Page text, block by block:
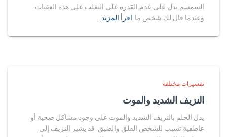
السمسم يدل على عدم القدرة على التغلب على هذه العقبات.
وعندما قال لك شخص ما اقرأ المزيد…
تفسيرات مختلفة
النزيف الشديد والموت
يدل الحلم بالنزيف الشديد والموت على وجود مشاكل صحية أو
عاطفية تسبب للشخص القلق والضيق. قد يشير النزيف إلى